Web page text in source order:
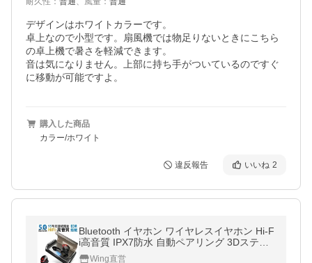
デザインはホワイトカラーです。
卓上なので小型です。扇風機では物足りないときにこちら
の卓上機で暑さを軽減できます。
音は気になりません。上部に持ち手がついているのですぐ
に移動が可能ですよ。
購入した商品
カラー/ホワイト
違反報告 いいね 2
Bluetooth イヤホン ワイヤレスイヤホン Hi-F
i高音質 IPX7防水 自動ペアリング 3Dステレ
オサウンド AAC8.0対応 3000mah充電ケー
Wing直営